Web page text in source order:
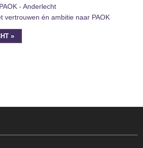
- Anderlecht
vertrouwen én ambitie naar PAOK
»